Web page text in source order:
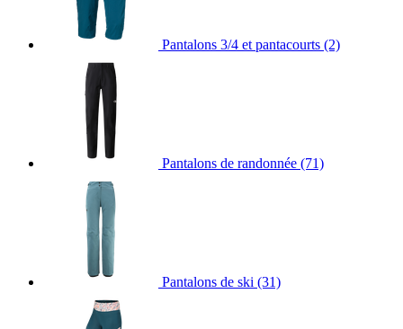
Pantalons 3/4 et pantacourts (2)
Pantalons de randonnée (71)
Pantalons de ski (31)